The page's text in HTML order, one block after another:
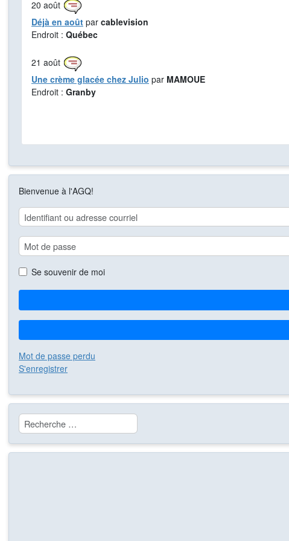
Bienvenue à l'AGQ!
Se souvenir de moi
Mot de passe perdu
S'enregistrer
Rechercher
20 août
Déjà en août par cablevision
Endroit : Québec
21 août
Une crème glacée chez Julio par MAMOUE
Endroit : Granby